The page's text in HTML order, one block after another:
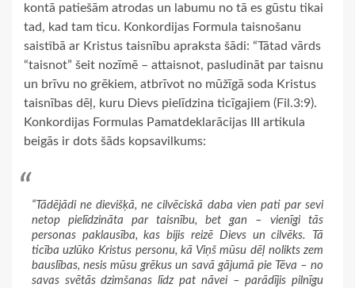
kontā patiešām atrodas un labumu no tā es gūstu tikai
tad, kad tam ticu. Konkordijas Formula taisnošanu
saistībā ar Kristus taisnību apraksta šādi: “Tātad vārds
“taisnot” šeit nozīmē – attaisnot, pasludināt par taisnu
un brīvu no grēkiem, atbrīvot no mūžīgā soda Kristus
taisnības dēļ, kuru Dievs pielīdzina ticīgajiem (Fil.3:9).
Konkordijas Formulas Pamatdeklarācijas III artikula
beigās ir dots šāds kopsavilkums:
“Tādējādi ne dievišķā, ne cilvēciskā daba vien pati par sevi
netop pielīdzināta par taisnību, bet gan – vienīgi tās
personas paklausība, kas bijis reizē Dievs un cilvēks. Tā
ticība uzlūko Kristus personu, kā Viņš mūsu dēļ nolikts zem
bauslības, nesis mūsu grēkus un savā gājumā pie Tēva – no
savas svētās dzimšanas līdz pat nāvei – parādījis pilnīgu